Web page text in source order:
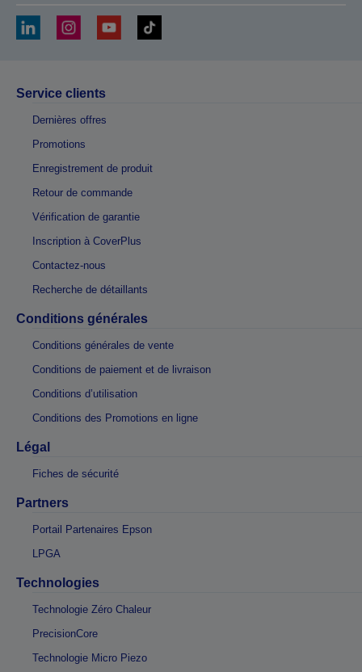
Service clients
Dernières offres
Promotions
Enregistrement de produit
Retour de commande
Vérification de garantie
Inscription à CoverPlus
Contactez-nous
Recherche de détaillants
Conditions générales
Conditions générales de vente
Conditions de paiement et de livraison
Conditions d’utilisation
Conditions des Promotions en ligne
Légal
Fiches de sécurité
Partners
Portail Partenaires Epson
LPGA
Technologies
Technologie Zéro Chaleur
PrecisionCore
Technologie Micro Piezo